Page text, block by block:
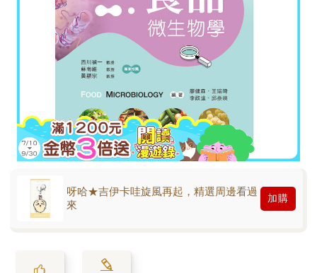
呀哈★吉伊卡哇旋風再起，精選周邊看過
來
加購